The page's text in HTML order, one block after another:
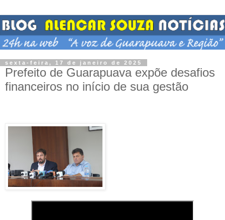
sexta-feira, 17 de janeiro de 2025
Prefeito de Guarapuava expõe desafios
financeiros no início de sua gestão